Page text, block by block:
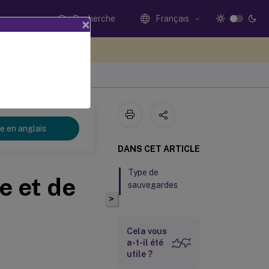
Recherche Français
en anglais
et de
>
DANS CET ARTICLE
Type de
sauvegardes
Cela vous
a-t-il été
utile ?
×